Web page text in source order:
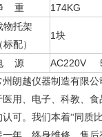
重
174KG
物托架
（标配）
1块
源 AC220V
州朗越仪器制造有限
医用、电子、科教、
认可。我们本着“同质